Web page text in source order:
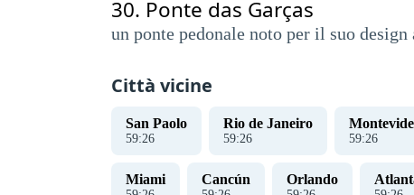
30. Ponte das Garças
un ponte pedonale noto per il suo
Città vicine
San Paolo
59:26
Rio de Janeiro
59:26 59:26
Miami Cancún Orlando